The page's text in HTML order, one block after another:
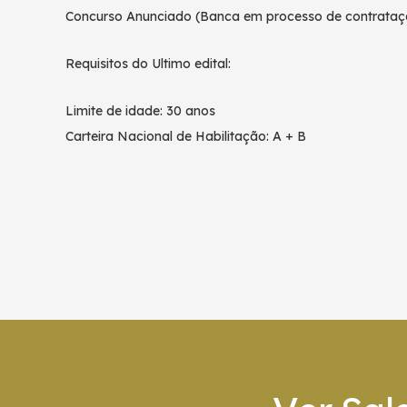
Concurso Anunciado (Banca em processo de
Requisitos do Ultimo edital:
Limite de idade: 30 anos
Carteira Nacional de Habilitação: A + B